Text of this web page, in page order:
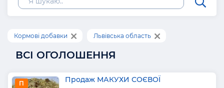
Кормові добавки Львівська область
ВСІ ОГОЛОШЕННЯ
П Продаж МАКУХИ СОЄВОЇ